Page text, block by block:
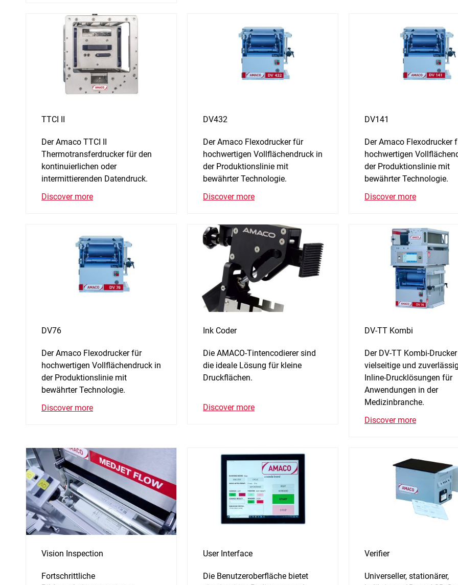
TTCI II
Der Amaco TTCI II
Thermotransferdrucker für den
kontinuierlichen oder
intermittierenden Datendruck.
Discover more
DV432
Der Amaco Flexodrucker für
hochwertigen Vollflächendruck in
der Produktionslinie mit
bewährter Technologie.
Discover more
DV141
Der Amaco Flexodrucker
hochwertigen
der Produktionslinie mit
bewährter Technologie.
Discover more
DV76
Der Amaco Flexodrucker für
hochwertigen Vollflächendruck in
der Produktionslinie mit
bewährter Technologie.
Discover more
Ink Coder
Die AMACO-Tintencodierer sind
die ideale Lösung für kleine
Druckflächen.
Discover more
DV-TT Kombi
Der DV-TT Kombi-
vielseitige und
Inline-Drucklösungen für
Anwendungen in der
Medizinbranche.
Discover more
Vision Inspection
Fortschrittliche
User Interface
Die Benutzeroberfläche bietet
Verifier
Universeller, stationärer,